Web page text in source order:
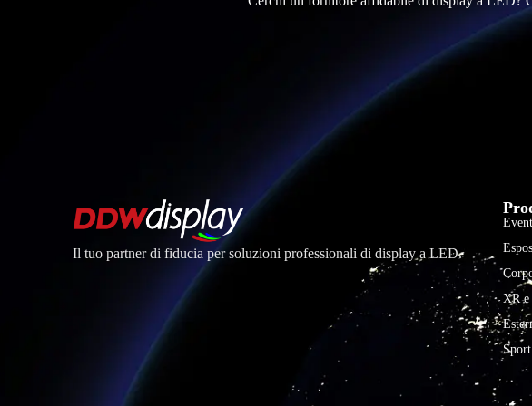
Il tuo partner di fiducia per soluzioni professionali di display a LED.
XR e